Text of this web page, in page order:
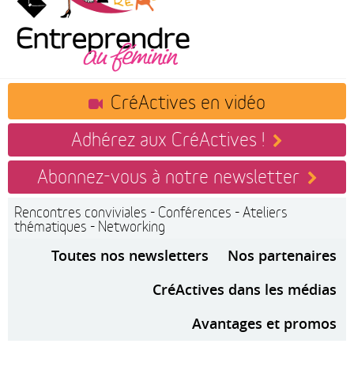
CréActives en vidéo
Adhérez aux CréActives !
Abonnez-vous à notre newsletter
Rencontres conviviales - Conférences - Ateliers
thématiques - Networking
Toutes nos newsletters
Nos partenaires
CréActives dans les médias
Avantages et promos